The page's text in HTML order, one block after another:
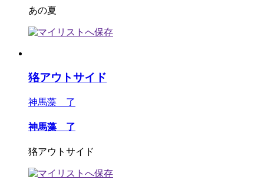
あの夏
狢アウトサイド
神馬藻 了
神馬藻 了
狢アウトサイド